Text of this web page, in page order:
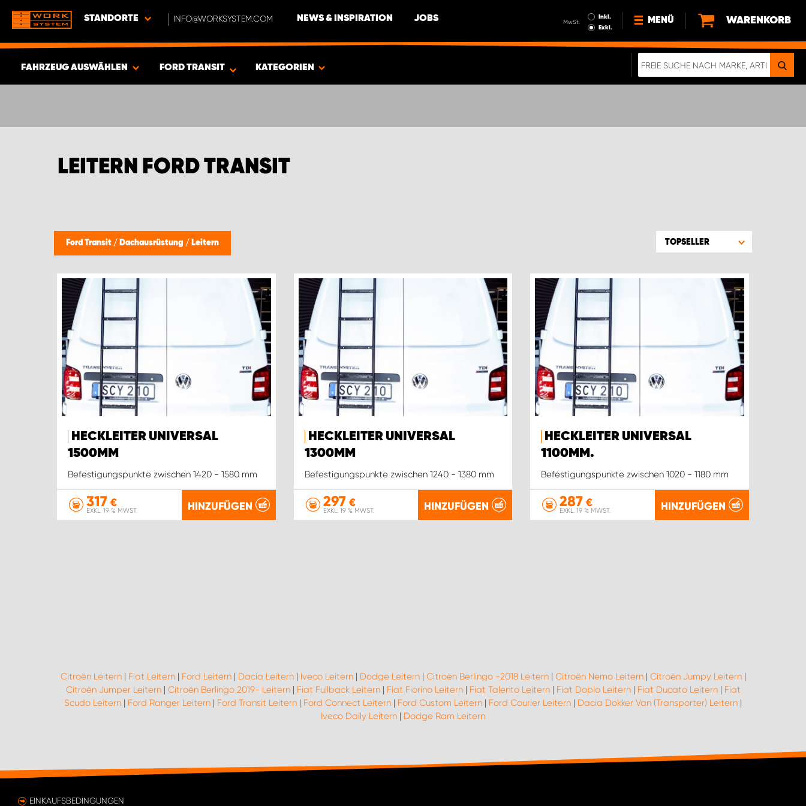
STANDORTE INFO@WORKSYSTEM.COM NEWS & INSPIRATION JOBS MwSt.
Inkl.
Exkl.
MENÜ
NEWS
WARENKORB
FAHRZEUG AUSWÄHLEN
ARTIKEL
FORD TRANSIT KATEGORIEN
LEITERN FORD TRANSIT
Ford Transit / Dachausrüstung / Leitern TOPSELLER
HECKLEITER UNIVERSAL
1500MM
Befestigungspunkte zwischen 1420 - 1580 mm
317 €
EXKL. 19 % MWST. HINZUFÜGEN
HECKLEITER UNIVERSAL
1300MM
Befestigungspunkte zwischen 1240 - 1380 mm
297€
EXKL. 19 % MWST. HINZUFÜGEN
HECKLEITER UNIVERSAL
1100MM.
Befestigungspunkte zwischen 1020 - 1180 mm
287 €
EXKL. 19 % MWST. HINZUFÜGEN
Citroën Leitern| Fiat Leitern| Ford Leitern| Dacia Leitern| Iveco Leitern| Dodge Leitern| Citroën Berlingo -2018 Leitern| Citroën Nemo Leitern| Citroën Jumpy Leitern|
Citroën Jumper Leitern| Citroën Berlingo 2019- Leitern| Fiat Fullback Leitern| Fiat Fiorino Leitern| Fiat Talento Leitern| Fiat Doblo Leitern| Fiat Ducato Leitern| Fiat
Scudo Leitern | Ford Ranger Leitern | Ford Transit Leitern | Ford Connect Leitern | Ford Custom Leitern | Ford Courier Leitern | Dacia Dokker Van (Transporter) Leitern |
Iveco Daily Leitern | Dodge Ram Leitern
EINKAUFSBEDINGUNGEN